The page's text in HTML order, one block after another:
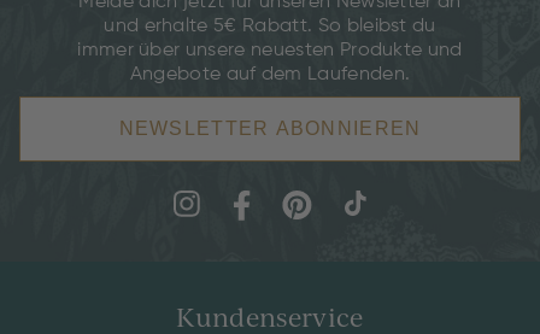
und erhalte 5€ Rabatt. So bleibst du
immer über unsere neuesten Produkte und
Angebote auf dem Laufenden.
NEWSLETTER ABONNIEREN
Kundenservice